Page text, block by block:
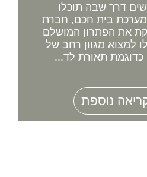
דרך שבה תוכלו
בית חכם, חברת
את הפתרון המושלם
למצוא מגוון רחב של
כדוגמת תאורת לד...
נוספת